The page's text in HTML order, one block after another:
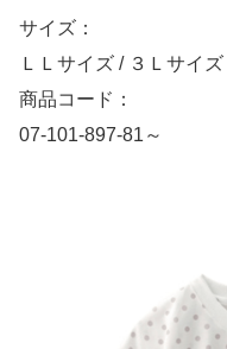
サイズ：
ＬＬサイズ / ３Ｌサイズ
商品コード：
07-101-897-81～